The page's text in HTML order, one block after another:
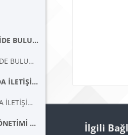
BAŞARILI BİR YÖNETİCİDE BULUNAN ÖZELLİKLER VE BUNLARI KAZANMA YOLLARI
BAŞARILI BİR YÖNETİCİDE BULUNAN ÖZELLİKLER VE BUNLARI KAZANMA YOLLARI
SAĞLIK KURUMLARINDA İLETİŞİM VE ÖNEMİ
SAĞLIK KURUMLARINDA İLETİŞİM VE ÖNEMİ
SAĞLIK KURUMLARI YÖNETİMİ VE MOTİVASYON İlgili